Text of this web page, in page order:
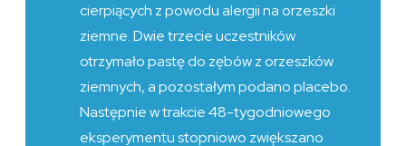
cierpiących z powodu alergii na orzeszki
ziemne. Dwie trzecie uczestników
otrzymało pastę do zębów z orzeszków
ziemnych, a pozostałym podano placebo.
Następnie w trakcie 48-tygodniowego
eksperymentu stopniowo zwiększano